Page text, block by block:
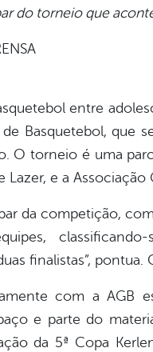
do torneio que
entre
Basquetebol, que
O torneio é uma
e a Associação
da competição,
finalistas”,
com a AGB
e parte do
da 5ª Copa